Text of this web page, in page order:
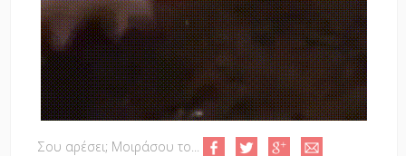
Σου αρέσει; Μοιράσου το...